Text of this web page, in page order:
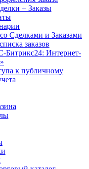
+ Заказы
Сделками и Заказами
заказов
Битрикс24: Интернет-
к публичному